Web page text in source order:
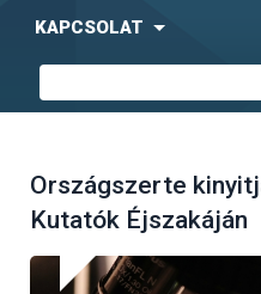
KAPCSOLAT
Országszerte
Kutatók Éjszakáján